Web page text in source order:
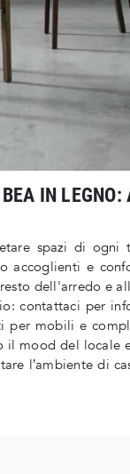
IN
spazi di ogni
accoglienti e
dell'arredo e
contattaci per
per mobili e
mood del locale
l’ambiente di